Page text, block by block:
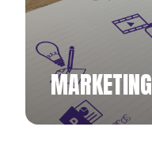
MARKETING